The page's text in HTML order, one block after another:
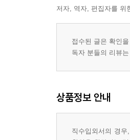
저자, 역자, 편집자를 위
접수된 글은 확인
독자 분들의 리뷰
상품정보 안내
직수입외서의 경